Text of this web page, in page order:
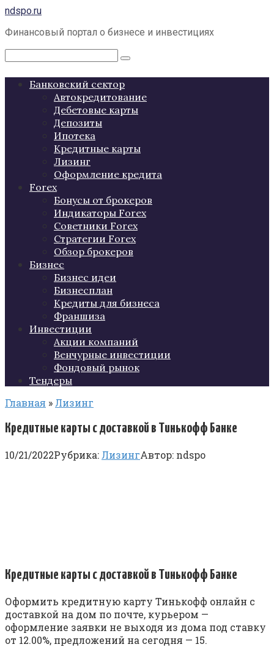
Перейти
контенту
ndspo.ru
Финансовый портал о бизнесе и инвестициях
Поиск:
Банковский сектор
Автокредитование
Дебетовые карты
Депозиты
Ипотека
Кредитные карты
Лизинг
Оформление кредита
Forex
Бонусы от брокеров
Индикаторы Forex
Советники Forex
Стратегии Forex
Обзор брокеров
Бизнес
Бизнес идеи
Бизнесплан
Кредиты для бизнеса
Франшиза
Инвестиции
Акции компаний
Венчурные инвестиции
Фондовый рынок
Тендеры
Главная » Лизинг
Кредитные карты с доставкой в Тинькофф Банке
10/21/2022Рубрика: ЛизингАвтор: ndspo
Кредитные карты с доставкой в Тинькофф Банке
Оформить кредитную карту Тинькофф онлайн с
доставкой на дом по почте, курьером —
оформление заявки не выходя из дома под ставку
от 12.00%, предложений на сегодня — 15.